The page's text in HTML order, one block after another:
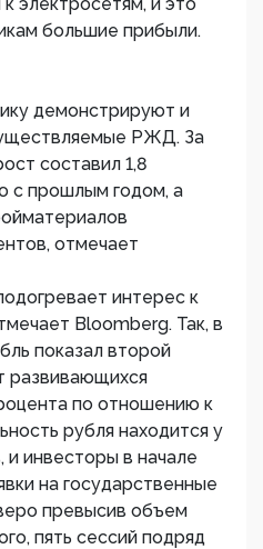
большие прибыли.
демонстрируют и
РЖД. За
составил 1,8
с прошлым годом, а
отмечает
интерес к
Bloomberg. Так, в
показал второй
развивающихся
по отношению к
рубля находится у
и инвесторы в начале
на государственные
превысив объем
пять сессий подряд